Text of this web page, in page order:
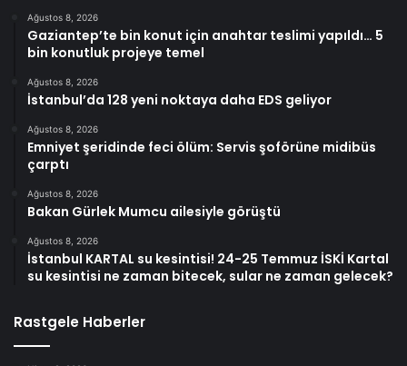
Ağustos 8, 2026
Gaziantep’te bin konut için anahtar teslimi yapıldı… 5
bin konutluk projeye temel
Ağustos 8, 2026
İstanbul’da 128 yeni noktaya daha EDS geliyor
Ağustos 8, 2026
Emniyet şeridinde feci ölüm: Servis şoförüne midibüs
çarptı
Ağustos 8, 2026
Bakan Gürlek Mumcu ailesiyle görüştü
Ağustos 8, 2026
İstanbul KARTAL su kesintisi! 24-25 Temmuz İSKİ Kartal
su kesintisi ne zaman bitecek, sular ne zaman gelecek?
Rastgele Haberler